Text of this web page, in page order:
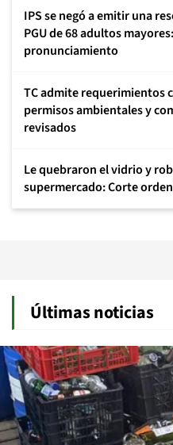
IPS se negó a emitir una
PGU de 68 adultos
pronunciamiento
TC admite requerimientos
permisos ambientales y
revisados
Le quebraron el vidrio y
supermercado: Corte
Últimas noticias